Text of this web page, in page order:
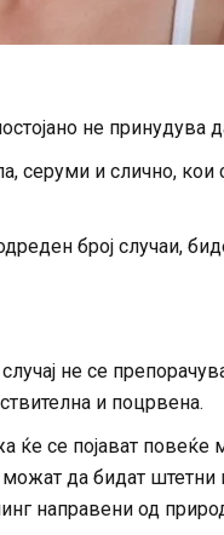
не
серуми и слично,
број случаи,
не се
и поцрвена.
ќе се појават
можат да бидат
направени од